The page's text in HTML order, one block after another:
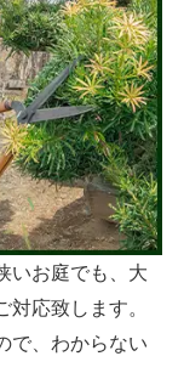
いお庭でも、大
応致します。
で、わからない